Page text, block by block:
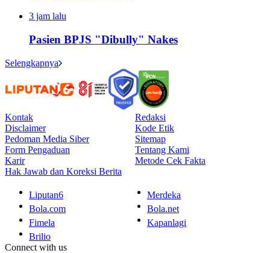
3 jam lalu
Pasien BPJS "Dibully" Nakes
Selengkapnya
Kontak
Redaksi
Disclaimer
Kode Etik
Pedoman Media Siber
Sitemap
Form Pengaduan
Tentang Kami
Karir
Metode Cek Fakta
Hak Jawab dan Koreksi Berita
Liputan6
Merdeka
Bola.com
Bola.net
Fimela
Kapanlagi
Brilio
Connect with us